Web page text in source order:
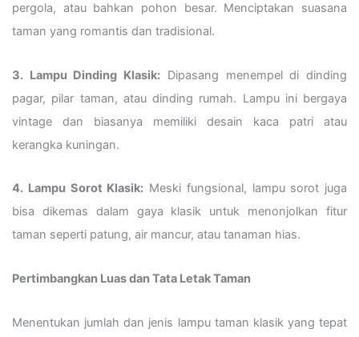
pergola, atau bahkan pohon besar. Menciptakan suasana
taman yang romantis dan tradisional.
3. Lampu Dinding Klasik: Dipasang menempel di dinding
pagar, pilar taman, atau dinding rumah. Lampu ini bergaya
vintage dan biasanya memiliki desain kaca patri atau
kerangka kuningan.
4. Lampu Sorot Klasik: Meski fungsional, lampu sorot juga
bisa dikemas dalam gaya klasik untuk menonjolkan fitur
taman seperti patung, air mancur, atau tanaman hias.
Pertimbangkan Luas dan Tata Letak Taman
Menentukan jumlah dan jenis lampu taman klasik yang tepat